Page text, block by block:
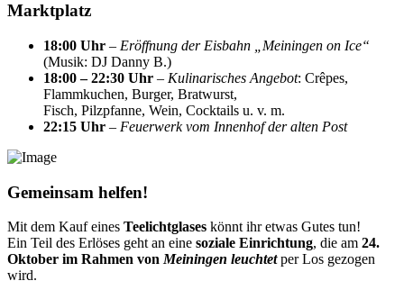
Marktplatz
18:00 Uhr – Eröffnung der Eisbahn „Meiningen on Ice“
(Musik: DJ Danny B.)
18:00 – 22:30 Uhr – Kulinarisches Angebot: Crêpes,
Flammkuchen, Burger, Bratwurst,
Fisch, Pilzpfanne, Wein, Cocktails u. v. m.
22:15 Uhr – Feuerwerk vom Innenhof der alten Post
Gemeinsam helfen!
Mit dem Kauf eines Teelichtglases könnt ihr etwas Gutes tun!
Ein Teil des Erlöses geht an eine soziale Einrichtung, die am 24.
Oktober im Rahmen von Meiningen leuchtetper Los gezogen
wird.